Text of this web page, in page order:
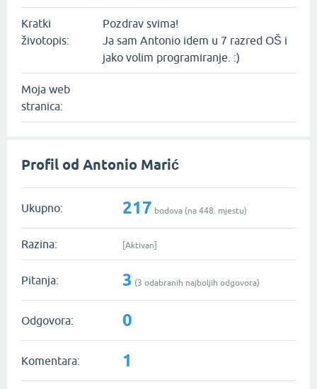
Kratki
životopis:
Pozdrav svima!
Ja sam Antonio idem u 7 razred OŠ i
jako volim programiranje. :)
Moja web
stranica:
Profil od Antonio Marić
Ukupno: 217 bodova (na 448 . mjestu)
Razina: [Aktivan]
Pitanja: 3 (3 odabranih najboljih odgovora)
Odgovora: 0
Komentara: 1